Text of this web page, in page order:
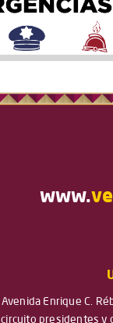
www.
Avenida Enrique C.
circuito presidentes y